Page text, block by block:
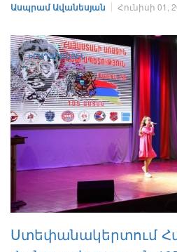
Ասպրամ Ավանեսյան Հունիսի 01,
ԻՐԱԴԱՐՁԱՅԻՆ
Ստեփանակերտում